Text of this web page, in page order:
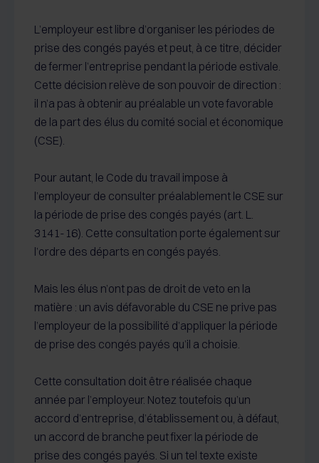
L’employeur est libre d’organiser les périodes de
prise des congés payés et peut, à ce titre, décider
de fermer l’entreprise pendant la période estivale.
Cette décision relève de son pouvoir de direction :
il n’a pas à obtenir au préalable un vote favorable
de la part des élus du comité social et économique
(CSE).
Pour autant, le Code du travail impose à
l’employeur de consulter préalablement le CSE sur
la période de prise des congés payés (art. L.
3141-16). Cette consultation porte également sur
l’ordre des départs en congés payés.
Mais les élus n’ont pas de droit de veto en la
matière : un avis défavorable du CSE ne prive pas
l’employeur de la possibilité d’appliquer la période
de prise des congés payés qu’il a choisie.
Cette consultation doit être réalisée chaque
année par l’employeur. Notez toutefois qu’un
accord d’entreprise, d’établissement ou, à défaut,
un accord de branche peut fixer la période de
prise des congés payés. Si un tel texte existe